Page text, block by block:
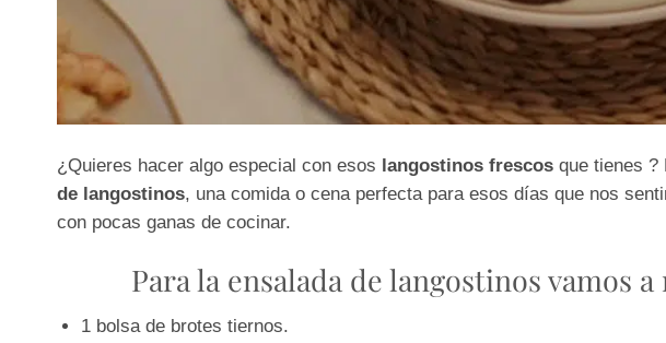
¿Quieres hacer algo especial con esos langostinos frescos que tienes ?
de langostinos, una comida o cena perfecta para esos días que nos
con pocas ganas de cocinar.
Para la ensalada de langostinos vamos
1 bolsa de brotes tiernos.